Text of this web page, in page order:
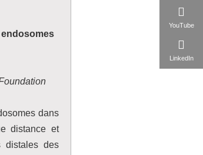
YouTube
LinkedIn
dans
distance et
distales des